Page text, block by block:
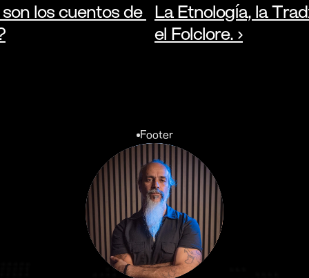
son los cuentos de
La Etnología, la
el Folclore. ›
Footer